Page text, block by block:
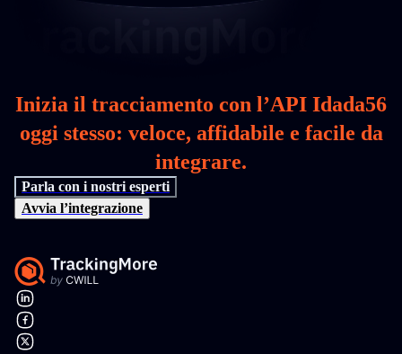
Inizia il tracciamento con l’API Idada56
oggi stesso: veloce, affidabile e facile da
integrare.
Parla con i nostri esperti
Avvia l’integrazione